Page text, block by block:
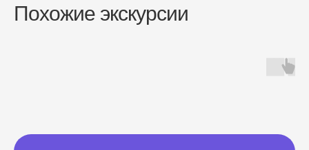
Похожие экскурсии